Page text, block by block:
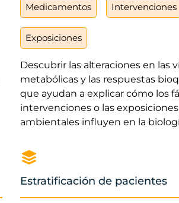
Medicamentos Intervenciones
Exposiciones
Descubrir las alteraciones en las
metabólicas y las respuestas
que ayudan a explicar cómo los
intervenciones o las exposiciones
ambientales influyen en la
Estratificación de pacientes